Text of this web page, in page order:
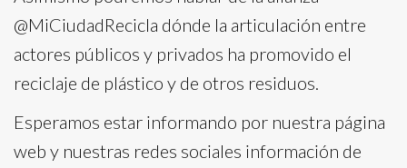
@MiCiudadRecicla dónde la articulación entre
actores públicos y privados ha promovido el
reciclaje de plástico y de otros residuos.
Esperamos estar informando por nuestra página
web y nuestras redes sociales información de